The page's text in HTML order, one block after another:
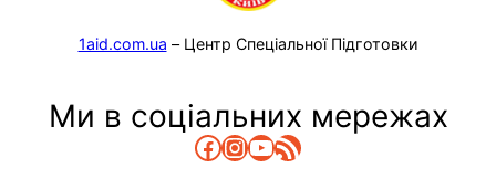
1aid.com.ua – Центр Спеціальної Підготовки
Ми в соціальних мережах
Facebook
Instagram
YouTube
RSS Канал